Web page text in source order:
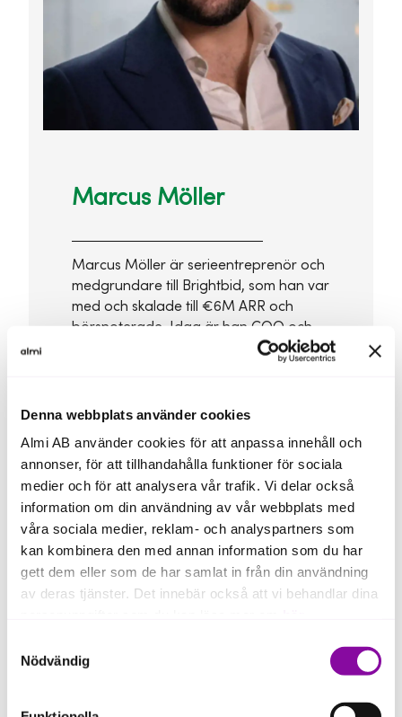
Denna webbplats använder cookies
Almi AB använder cookies för att anpassa innehåll och
annonser, för att tillhandahålla funktioner för sociala
medier och för att analysera vår trafik. Vi delar också
information om din användning av vår webbplats med
våra sociala medier, reklam- och analyspartners som
kan kombinera den med annan information som du har
gett dem eller som de har samlat in från din användning
av deras tjänster. Det innebär också att vi behandlar dina
Om du klickar på avvisa kommer användning av kakor
eller delning av information enligt ovan, inte att ske,
förutom för kakor som är nödvändiga för att hemsidan
Nödvändig
Marcus Möller
Marcus Möller är serieentreprenör och
medgrundare till Brightbid, som han var
med och skalade till €6M ARR och
börsnoterade. Idag är han COO och
medgrundare på Meetric, en AI-driven
kapitalresningar och har stark
och strategiska investerare.